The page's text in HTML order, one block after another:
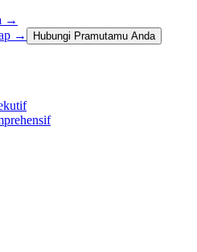
→
→
Hubungi Pramutamu Anda